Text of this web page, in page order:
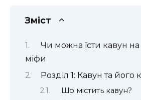
Зміст
Чи можна їсти кавун на
міфи
Розділ 1: Кавун та його
Що містить кавун?